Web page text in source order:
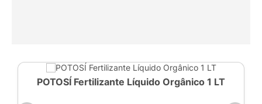
POTOSÍ Fertilizante Líquido Orgânico 1 LT